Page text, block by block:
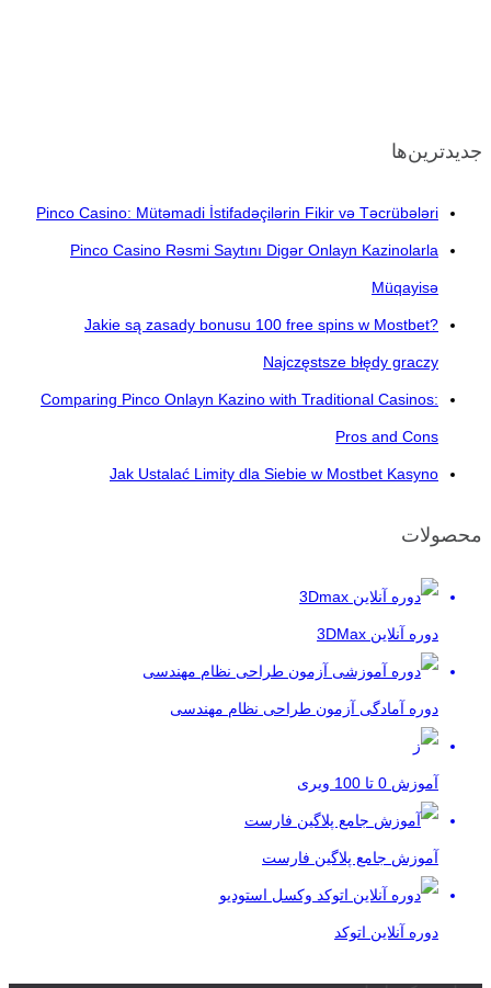
جدیدترین‌ها
Pinco Casino: Mütəmadi İstifadəçilərin Fikir və Təcrübələri
Pinco Casino Rəsmi Saytını Digər Onlayn Kazinolarla
Müqayisə
Jakie są zasady bonusu 100 free spins w Mostbet?
Najczęstsze błędy graczy
Comparing Pinco Onlayn Kazino with Traditional Casinos:
Pros and Cons
Jak Ustalać Limity dla Siebie w Mostbet Kasyno
محصولات
دوره آنلاین 3DMax
دوره آمادگی آزمون طراحی نظام مهندسی
آموزش 0 تا 100 ویری
آموزش جامع پلاگین فارست
دوره آنلاین اتوکد